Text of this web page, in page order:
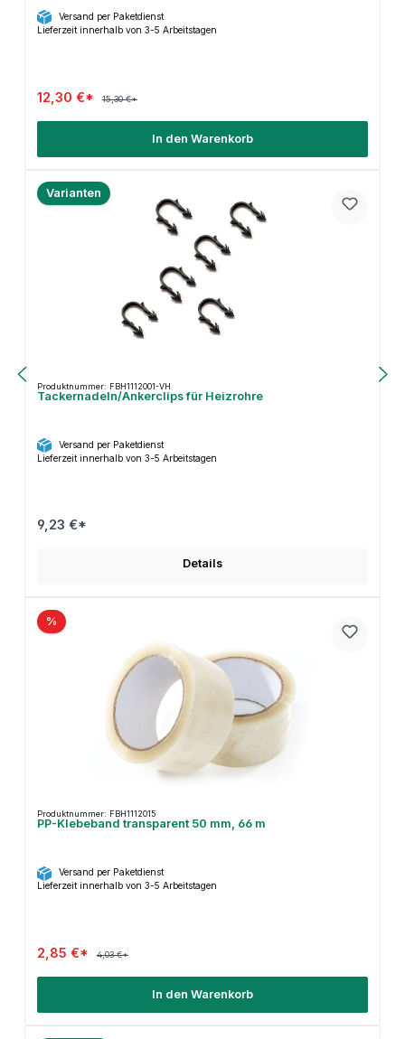
Versand per Paketdienst
Lieferzeit innerhalb von 3-5 Arbeitstagen
12,30 €* 15,30 €*
In den Warenkorb
Varianten
Produktnummer: FBH1112001-VH
Tackernadeln/Ankerclips für Heizrohre
Versand per Paketdienst
Lieferzeit innerhalb von 3-5 Arbeitstagen
9,23 €*
Details
%
Produktnummer: FBH1112015
PP-Klebeband transparent 50 mm, 66 m
Versand per Paketdienst
Lieferzeit innerhalb von 3-5 Arbeitstagen
2,85 €* 4,03 €*
In den Warenkorb